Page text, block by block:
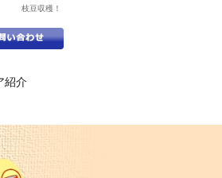
枝豆収穫！
紹介